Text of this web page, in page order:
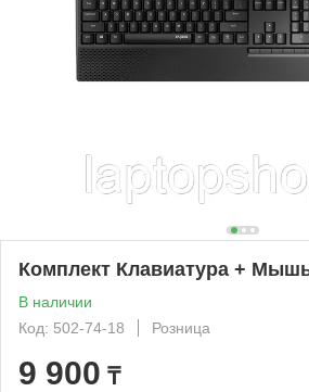
Комплект Клавиатура +
В наличии
Код: 502-74-18
Розница
9 900 ₸